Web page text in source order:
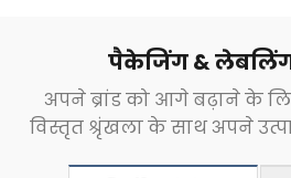
पैकेजिंग &
अपने ब्रांड को आगे बढ़ाने के
विस्तृत श्रृंखला के साथ अपने